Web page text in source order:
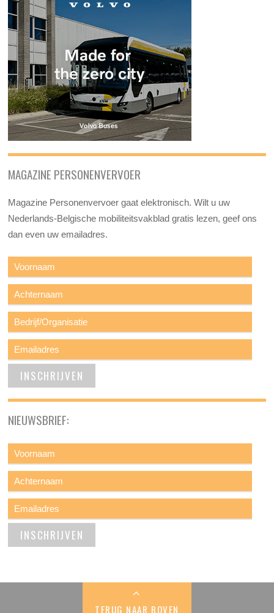
MAGAZINE PERSONENVERVOER
Magazine Personenvervoer gaat elektronisch. Wilt u uw
Nederlands-Belgische mobiliteitsvakblad gratis lezen, geef ons
dan even uw emailadres.
NIEUWSBRIEF:
TERUG NAAR BOVEN